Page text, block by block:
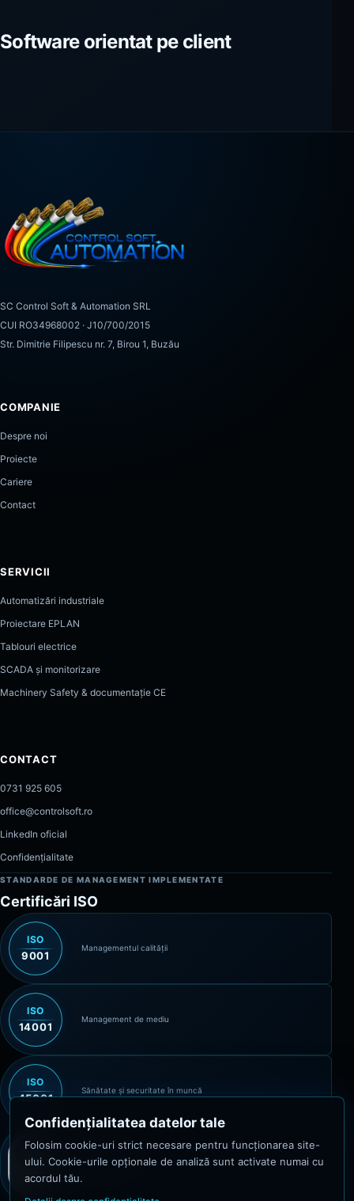
Software orientat pe client
SC Control Soft & Automation SRL
CUI RO34968002 · J10/700/2015
Str. Dimitrie Filipescu nr. 7, Birou 1, Buzău
COMPANIE
Despre noi
Proiecte
Cariere
Contact
SERVICII
Automatizări industriale
Proiectare EPLAN
Tablouri electrice
SCADA și monitorizare
Machinery Safety & documentație CE
CONTACT
0731 925 605
office@controlsoft.ro
LinkedIn oficial
Confidențialitate
STANDARDE DE MANAGEMENT IMPLEMENTATE
Certificări ISO
ISO
9001
Managementul calității
ISO
14001
Management de mediu
ISO
45001
Sănătate și securitate în muncă
Certified Engineer – Machinery
A031_02428/23
Confidențialitatea datelor tale
Folosim cookie-uri strict necesare pentru funcționarea site-
ului. Cookie-urile opționale de analiză sunt activate numai cu
acordul tău.